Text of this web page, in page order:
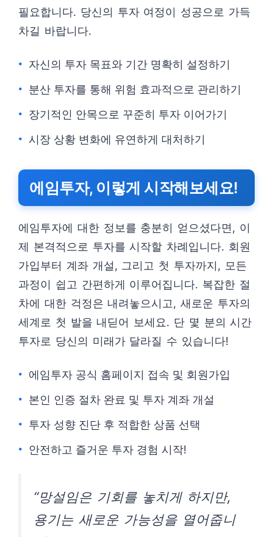
필요합니다. 당신의 투자 여정이 성공으로 가득
차길 바랍니다.
자신의 투자 목표와 기간 명확히 설정하기
분산 투자를 통해 위험 효과적으로 관리하기
장기적인 안목으로 꾸준히 투자 이어가기
시장 상황 변화에 유연하게 대처하기
에임투자, 이렇게 시작해보세요!
에임투자에 대한 정보를 충분히 얻으셨다면, 이
제 본격적으로 투자를 시작할 차례입니다. 회원
가입부터 계좌 개설, 그리고 첫 투자까지, 모든
과정이 쉽고 간편하게 이루어집니다. 복잡한 절
차에 대한 걱정은 내려놓으시고, 새로운 투자의
세계로 첫 발을 내딛어 보세요. 단 몇 분의 시간
투자로 당신의 미래가 달라질 수 있습니다!
에임투자 공식 홈페이지 접속 및 회원가입
본인 인증 절차 완료 및 투자 계좌 개설
투자 성향 진단 후 적합한 상품 선택
안전하고 즐거운 투자 경험 시작!
“망설임은 기회를 놓치게 하지만,
용기는 새로운 가능성을 열어줍니